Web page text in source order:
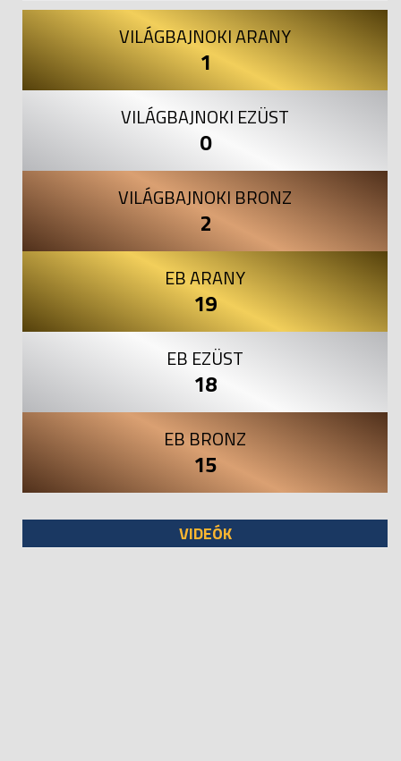
VILÁGBAJNOKI ARANY
1
VILÁGBAJNOKI EZÜST
0
VILÁGBAJNOKI BRONZ
2
EB ARANY
19
EB EZÜST
18
EB BRONZ
15
VIDEÓK